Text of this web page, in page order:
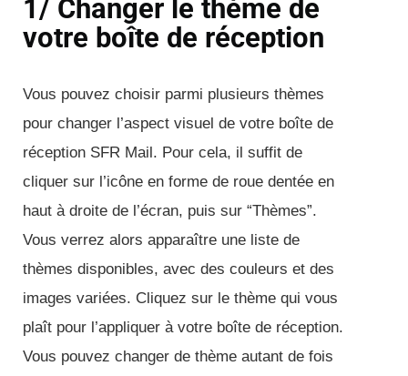
1/ Changer le thème de
votre boîte de réception
Vous pouvez choisir parmi plusieurs thèmes
pour changer l’aspect visuel de votre boîte de
réception SFR Mail. Pour cela, il suffit de
cliquer sur l’icône en forme de roue dentée en
haut à droite de l’écran, puis sur “Thèmes”.
Vous verrez alors apparaître une liste de
thèmes disponibles, avec des couleurs et des
images variées. Cliquez sur le thème qui vous
plaît pour l’appliquer à votre boîte de réception.
Vous pouvez changer de thème autant de fois